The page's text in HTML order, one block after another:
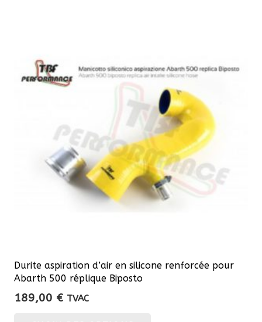
Durite aspiration d’air en silicone renforcée pour
Abarth 500 réplique Biposto
189,00 € TVAC